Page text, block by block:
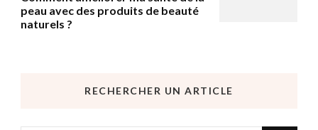
peau avec des produits de beauté
naturels ?
RECHERCHER UN ARTICLE